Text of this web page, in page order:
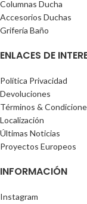
Columnas Ducha
Accesorios Duchas
Grifería Baño
ENLACES DE
Política Privacidad
Devoluciones
Términos &
Localización
Últimas Noticias
Proyectos Europeos
INFORMACIÓN
Instagram